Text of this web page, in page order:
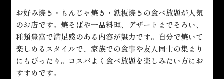
お好み焼き・もんじゃ焼き・鉄板焼きの食べ放題が人気
のお店です。焼そばや一品料理、デザートまでそろい、
種類豊富で満足感のある内容が魅力です。自分で焼いて
楽しめるスタイルで、家族での食事や友人同士の集まり
にもぴったり。コスパよく食べ放題を楽しみたい方にお
すすめです。